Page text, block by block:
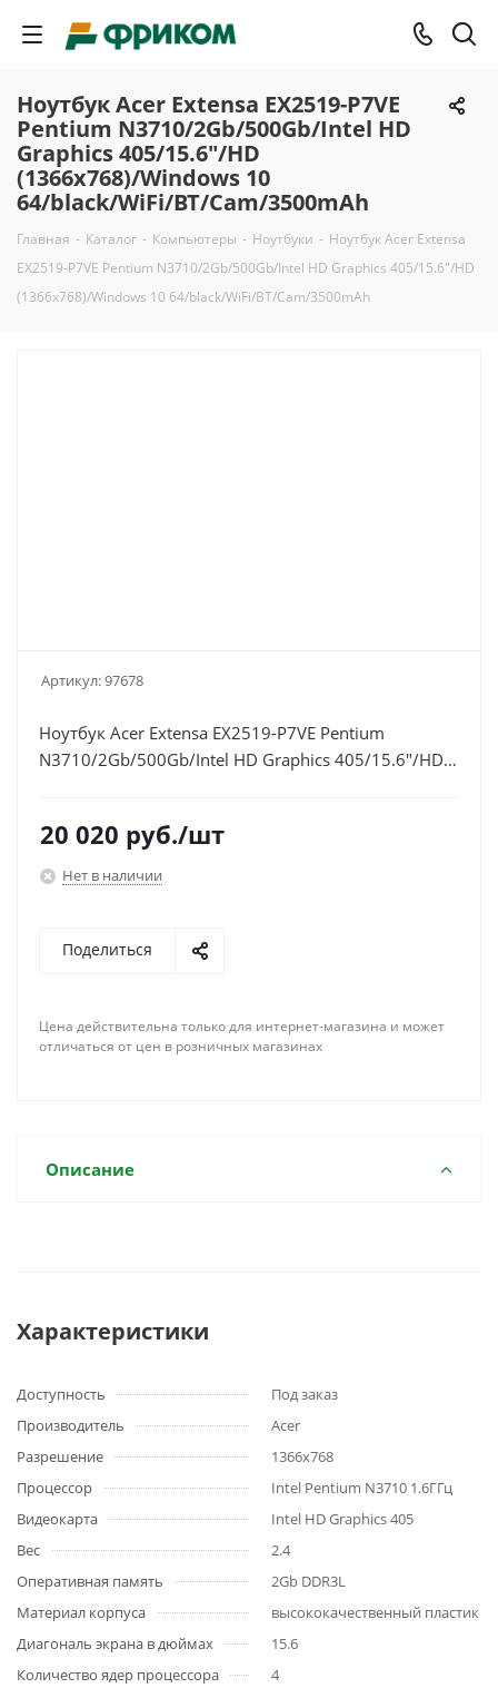
Ноутбук Acer Extensa EX2519-P7VE
Pentium N3710/2Gb/500Gb/Intel HD
Graphics 405/15.6"/HD
(1366x768)/Windows 10
64/black/WiFi/BT/Cam/3500mAh
Главная - Каталог - Компьютеры - Ноутбуки - Ноутбук Acer Extensa
EX2519-P7VE Pentium N3710/2Gb/500Gb/Intel HD Graphics 405/15.6"/HD
(1366x768)/Windows 10 64/black/WiFi/BT/Cam/3500mAh
Артикул:97678
Ноутбук Acer Extensa EX2519-P7VE Pentium
N3710/2Gb/500Gb/Intel HD Graphics 405/15.6"/HD
20 020 руб./шт
Нет в наличии
Поделиться
Цена действительна только для интернет-магазина и может
отличаться от цен в розничных магазинах
Описание
Характеристики
Доступность
Под заказ
Производитель
Acer
Разрешение
1366x768
Процессор
Intel Pentium N3710 1.6ГГц
Видеокарта
Intel HD Graphics 405
Вес
2.4
Оперативная память
2Gb DDR3L
Материал корпуса
высококачественный пластик
Диагональ экрана в дюймах
15.6
Количество ядер процессора
4